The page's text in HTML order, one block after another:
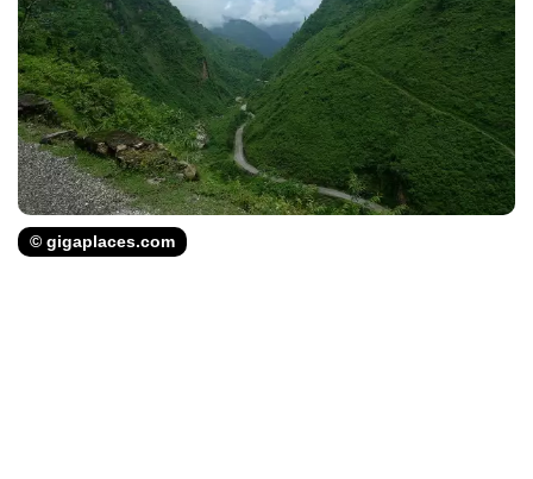
© gigaplaces.com